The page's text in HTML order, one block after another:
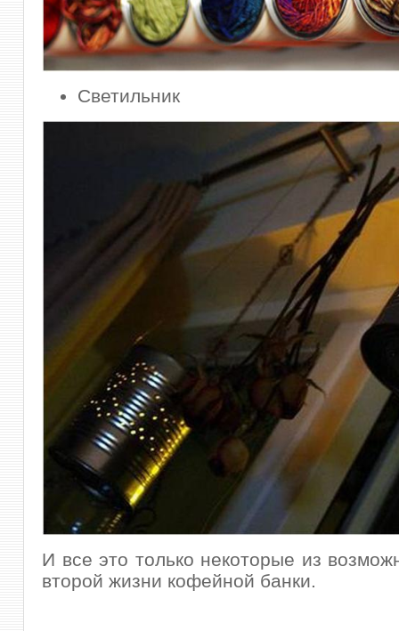
Светильник
И все это только некоторые из
второй жизни кофейной банки.